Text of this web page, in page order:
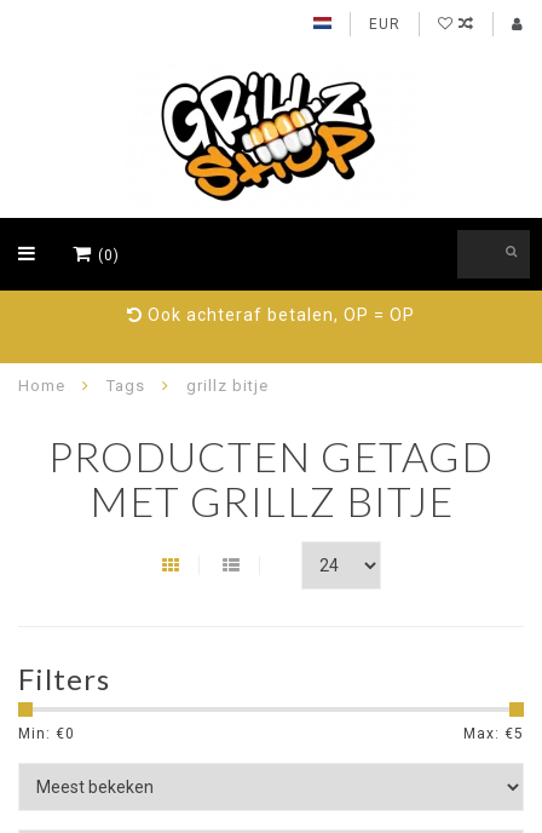
EUR
(0)
Ook achteraf betalen, OP = OP
Home Tags grillz bitje
PRODUCTEN GETAGD
MET GRILLZ BITJE
Filters
Min: €0 Max: €5